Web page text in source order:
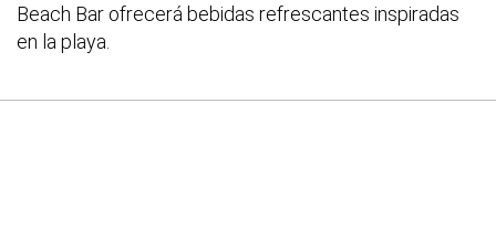
Beach Bar ofrecerá bebidas refrescantes inspiradas
en la playa.